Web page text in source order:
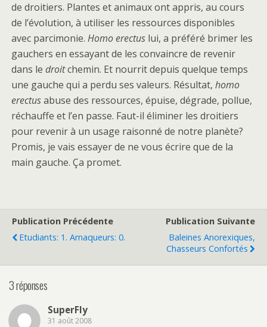
de droitiers. Plantes et animaux ont appris, au cours
de l’évolution, à utiliser les ressources disponibles
avec parcimonie. Homo erectus lui, a préféré brimer les
gauchers en essayant de les convaincre de revenir
dans le droitchemin. Et nourrit depuis quelque temps
une gauche qui a perdu ses valeurs. Résultat, homo
erectusabuse des ressources, épuise, dégrade, pollue,
réchauffe et l’en passe. Faut-il éliminer les droitiers
pour revenir à un usage raisonné de notre planète?
Promis, je vais essayer de ne vous écrire que de la
main gauche. Ça promet.
Publication Précédente
Etudiants: 1. Arnaqueurs: 0.
Publication Suivante
Baleines Anorexiques,
Chasseurs Confortés
3 réponses
SuperFly
31 août 2008